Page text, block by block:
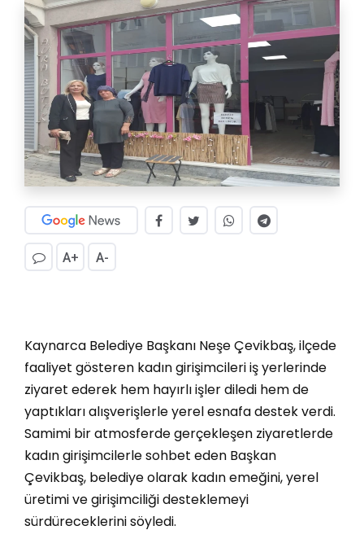
A+ A-
Kaynarca Belediye Başkanı Neşe Çevikbaş, ilçede
faaliyet gösteren kadın girişimcileri iş yerlerinde
ziyaret ederek hem hayırlı işler diledi hem de
yaptıkları alışverişlerle yerel esnafa destek verdi.
Samimi bir atmosferde gerçekleşen ziyaretlerde
kadın girişimcilerle sohbet eden Başkan
Çevikbaş, belediye olarak kadın emeğini, yerel
üretimi ve girişimciliği desteklemeyi
sürdüreceklerini söyledi.